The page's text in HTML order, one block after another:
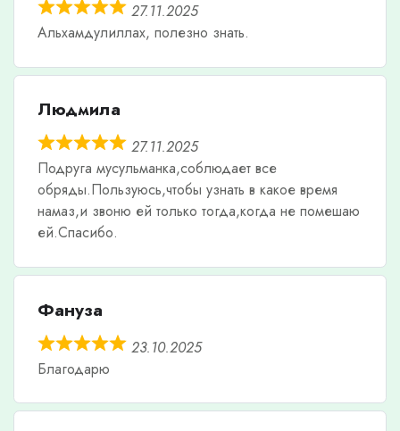
27.11.2025
Альхамдулиллах, полезно знать.
Людмила
27.11.2025
Подруга мусульманка,соблюдает все
обряды.Пользуюсь,чтобы узнать в какое время
намаз,и звоню ей только тогда,когда не помешаю
ей.Спасибо.
Фануза
23.10.2025
Благодарю